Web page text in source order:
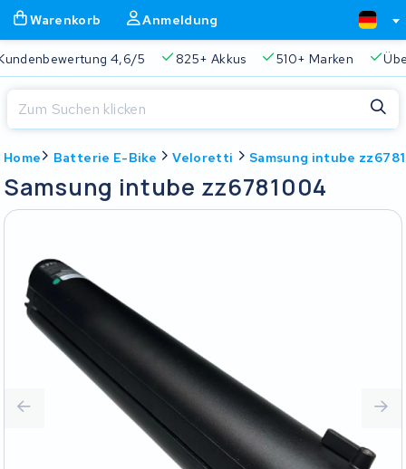
Warenkorb Anmeldung
4,6/5 825+ Akkus 510+ Marken
Home Batterie E-Bike Veloretti Samsung intube
Samsung intube zz6781004
Immer eine passende Lösung
Schließen
Beginnen Sie mit der Eingabe in der Suchleiste, um zu suchen